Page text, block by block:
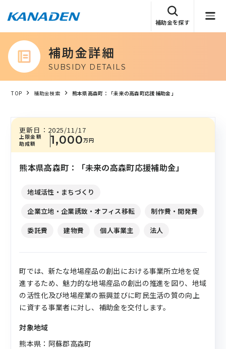
補助金を探す
補助金詳細
SUBSIDY DETAILS
TOP 補助金検索 熊本県高森町：「未来の高森町応援補助金」
上限金額
助成額
1,000万円
更新日： 2025/11/17
熊本県高森町：「未来の高森町応援補助金」
地域活性・まちづくり
企業立地・企業誘致・オフィス移転
制作費・開発費
委託費
建物費 個人事業主 法人
町では、新たな地場産品の創出における事業所立地を促
進するため、魅力的な地場産品の創出の推進を図り、地域
の活性化及び地場産業の振興並びに町民生活の質の向上
に資する事業者に対し、補助金を交付します。
対象地域
熊本県：阿蘇郡高森町